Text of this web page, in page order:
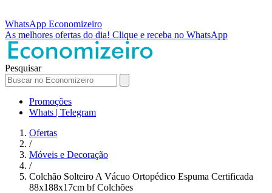
WhatsApp Economizeiro
As melhores ofertas do dia! Clique e receba no WhatsApp
Pesquisar
Promoções
Whats | Telegram
Ofertas
/
Móveis e Decoração
/
Colchão Solteiro A Vácuo Ortopédico Espuma Certificada
88x188x17cm bf Colchões